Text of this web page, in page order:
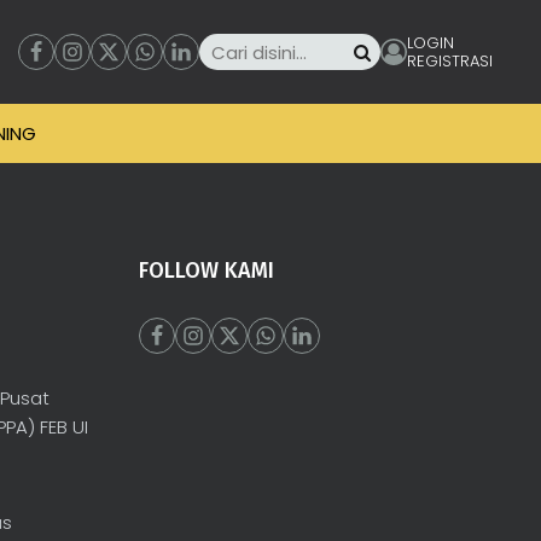
LOGIN
REGISTRASI
FEB UI
FOLLOW KAMI